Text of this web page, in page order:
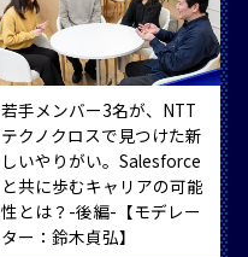
若手メンバー3名が、NTT
テクノクロスで見つけた新
しいやりがい。Salesforce
と共に歩むキャリアの可能
性とは？-後編-【モデレー
ター：鈴木貞弘】